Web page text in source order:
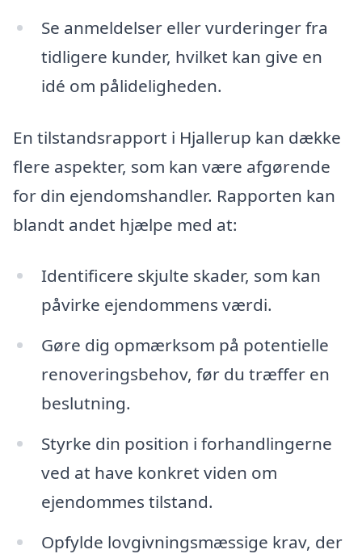
Se anmeldelser eller vurderinger fra
tidligere kunder, hvilket kan give en
idé om pålideligheden.
En tilstandsrapport i Hjallerup kan dække
flere aspekter, som kan være afgørende
for din ejendomshandler. Rapporten kan
blandt andet hjælpe med at:
Identificere skjulte skader, som kan
påvirke ejendommens værdi.
Gøre dig opmærksom på potentielle
renoveringsbehov, før du træffer en
beslutning.
Styrke din position i forhandlingerne
ved at have konkret viden om
ejendommes tilstand.
Opfylde lovgivningsmæssige krav, der